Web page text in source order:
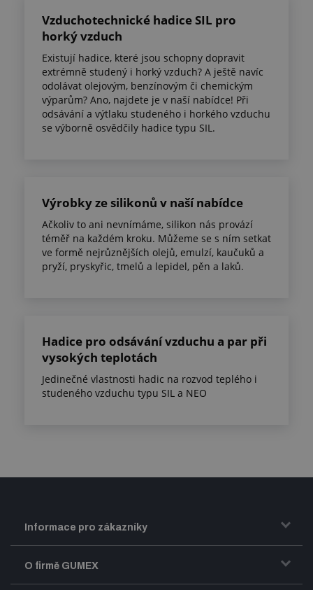
Vzduchotechnické hadice SIL pro
horký vzduch
Existují hadice, které jsou schopny dopravit
extrémně studený i horký vzduch? A ještě navíc
odolávat olejovým, benzínovým či chemickým
výparům? Ano, najdete je v naší nabídce! Při
odsávání a výtlaku studeného i horkého vzduchu
se výborně osvědčily hadice typu SIL.
Výrobky ze silikonů v naší nabídce
Ačkoliv to ani nevnímáme, silikon nás provází
téměř na každém kroku. Můžeme se s ním setkat
ve formě nejrůznějších olejů, emulzí, kaučuků a
pryží, pryskyřic, tmelů a lepidel, pěn a laků.
Hadice pro odsávání vzduchu a par při
vysokých teplotách
Jedinečné vlastnosti hadic na rozvod teplého i
studeného vzduchu typu SIL a NEO
Informace pro zákazníky
Doprava a zasílání zboží
O firmě GUMEX